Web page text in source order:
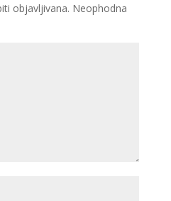
objavljivana. Neophodna